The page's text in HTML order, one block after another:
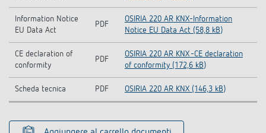
Information Notice
EU Data Act
PDF
OSIRIA 220 AR KNX-Information
Notice EU Data Act (58,8 kB)
CE declaration of
conformity
PDF
OSIRIA 220 AR KNX -CE declaration
of conformity (172,6 kB)
Scheda tecnica PDF OSIRIA 220 AR KNX (146,3 kB)